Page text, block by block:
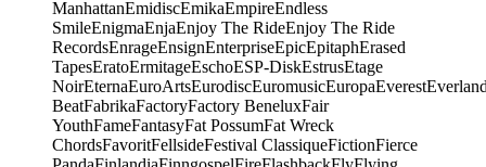
ManhattanEmidiscEmikaEmpireEndless
SmileEnigmaEnjaEnjoy The RideEnjoy The Ride
RecordsEnrageEnsignEnterpriseEpicEpitaphErased
TapesEratoErmitageEschoESP-DiskEstrusEtage
NoirEternaEuroArtsEurodiscEuromusicEuropaEverest
BeatFabrikaFactoryFactory BeneluxFair
YouthFameFantasyFat PossumFat Wreck
ChordsFavoritFellsideFestival ClassiqueFictionFierce